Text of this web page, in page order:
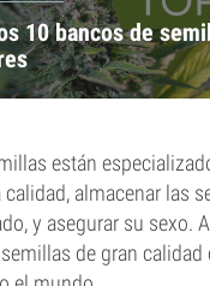
10 bancos de
están
almacenar las
y asegurar su sexo.
de gran calidad